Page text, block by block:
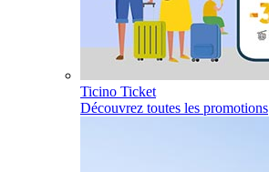
Ticino Ticket
Découvrez toutes les promotions